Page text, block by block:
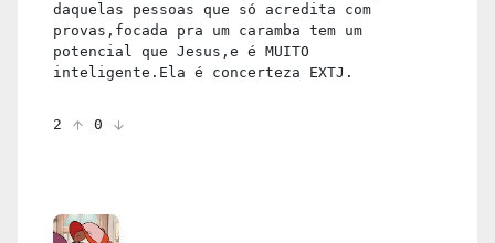
daquelas pessoas que só acredita com
provas,focada pra um caramba tem um
potencial que Jesus,e é MUITO
inteligente.Ela é concerteza EXTJ.
2 0